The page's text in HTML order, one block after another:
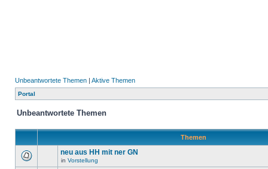
Unbeantwortete Themen | Aktive Themen
Portal
Unbeantwortete Themen
Themen
neu aus HH mit ner GN
in Vorstellung